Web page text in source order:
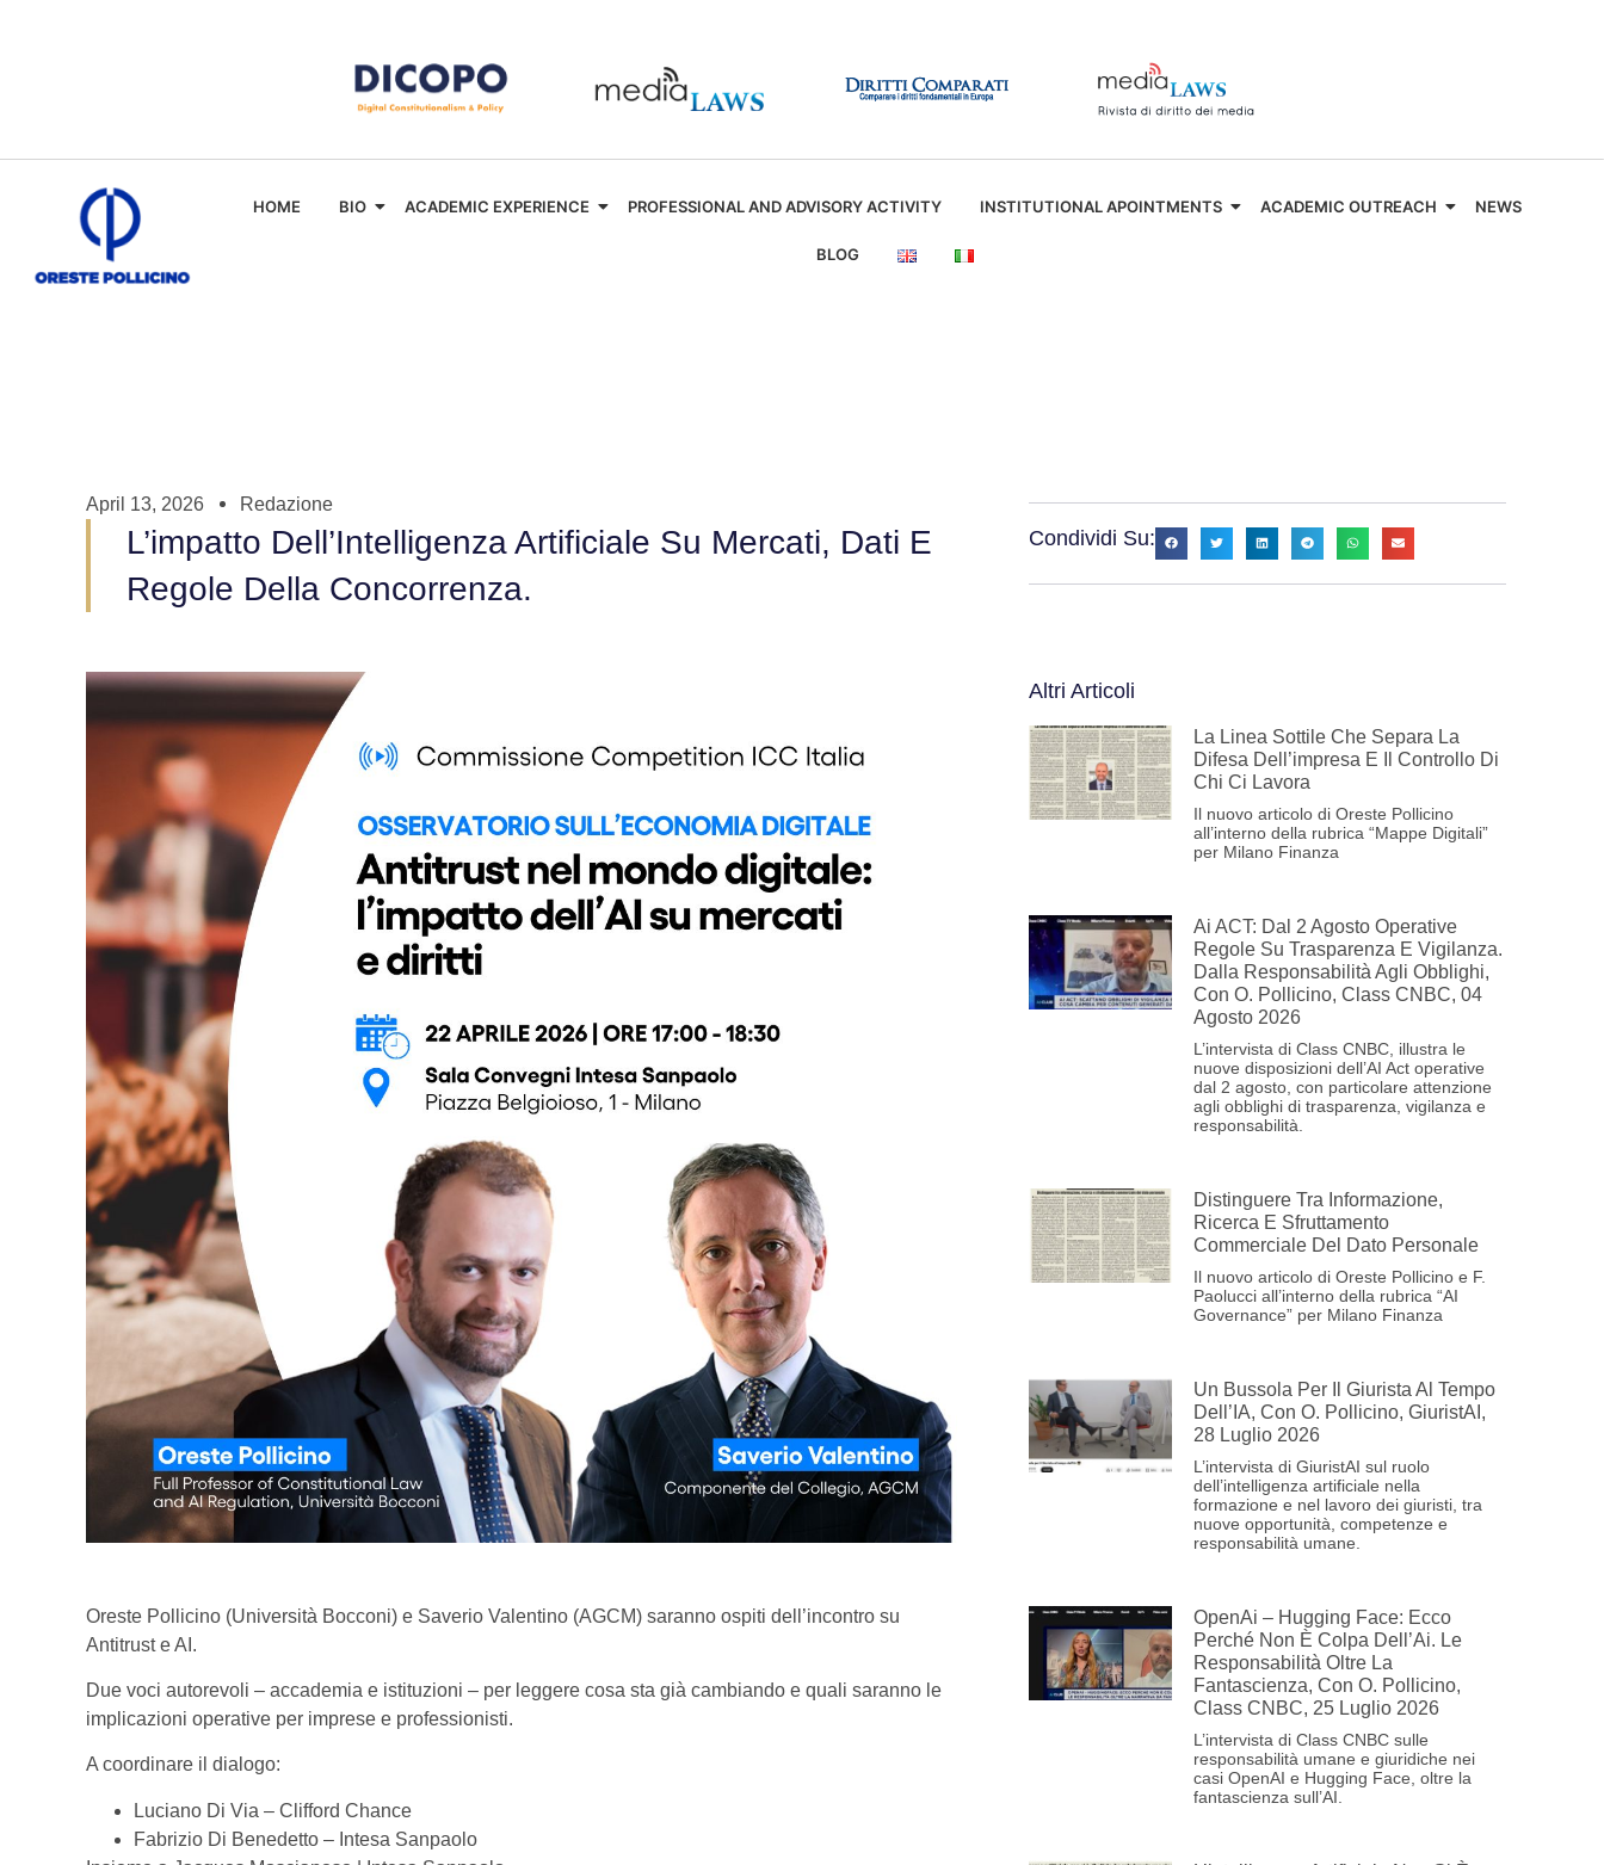
HOME BIO ACADEMIC EXPERIENCE PROFESSIONAL AND ADVISORY ACTIVITY INSTITUTIONAL APOINTMENTS ACADEMIC OUTREACH NEWS
BLOG
April 13, 2026 Redazione
L’impatto Dell’Intelligenza Artificiale Su Mercati, Dati E
Regole Della Concorrenza.
Oreste Pollicino (Università Bocconi) e Saverio Valentino (AGCM) saranno ospiti dell’incontro su
Antitrust e AI.
Due voci autorevoli – accademia e istituzioni – per leggere cosa sta già cambiando e quali saranno le
implicazioni operative per imprese e professionisti.
A coordinare il dialogo:
Luciano Di Via – Clifford Chance
Fabrizio Di Benedetto – Intesa Sanpaolo
Condividi Su:
Altri Articoli
La Linea Sottile Che Separa La
Difesa Dell’impresa E Il Controllo Di
Chi Ci Lavora
Il nuovo articolo di Oreste Pollicino
all’interno della rubrica “Mappe Digitali”
per Milano Finanza
Ai ACT: Dal 2 Agosto Operative
Regole Su Trasparenza E Vigilanza.
Dalla Responsabilità Agli Obblighi,
Con O. Pollicino, Class CNBC, 04
Agosto 2026
L’intervista di Class CNBC, illustra le
nuove disposizioni dell’AI Act operative
dal 2 agosto, con particolare attenzione
agli obblighi di trasparenza, vigilanza e
responsabilità.
Distinguere Tra Informazione,
Ricerca E Sfruttamento
Commerciale Del Dato Personale
Il nuovo articolo di Oreste Pollicino e F.
Paolucci all’interno della rubrica “AI
Governance” per Milano Finanza
Un Bussola Per Il Giurista Al Tempo
Dell’IA, Con O. Pollicino, GiuristAI,
28 Luglio 2026
L’intervista di GiuristAI sul ruolo
dell’intelligenza artificiale nella
formazione e nel lavoro dei giuristi, tra
nuove opportunità, competenze e
responsabilità umane.
OpenAi – Hugging Face: Ecco
Perché Non È Colpa Dell’Ai. Le
Responsabilità Oltre La
Fantascienza, Con O. Pollicino,
Class CNBC, 25 Luglio 2026
L’intervista di Class CNBC sulle
responsabilità umane e giuridiche nei
casi OpenAI e Hugging Face, oltre la
fantascienza sull’AI.